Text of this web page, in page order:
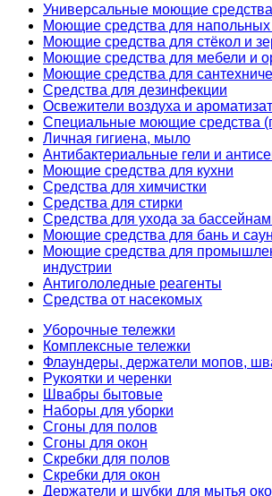
Универсальные моющие средства
Моющие средства для напольных
Моющие средства для стёкол и
Моющие средства для мебели и
Моющие средства для
Средства для дезинфекции
Освежители воздуха и
Специальные моющие средства
Личная гигиена, мыло
Антибактериальные гели и
Моющие средства для кухни
Средства для химчистки
Средства для стирки
Средства для ухода за
Моющие средства для бань и саун
Моющие средства для
индустрии
Антигололедные реагенты
Средства от насекомых
Уборочные тележки
Комплексные тележки
Флаундеры, держатели мопов,
Рукоятки и черенки
Швабры бытовые
Наборы для уборки
Сгоны для полов
Сгоны для окон
Скребки для полов
Скребки для окон
Держатели и шубки для мытья